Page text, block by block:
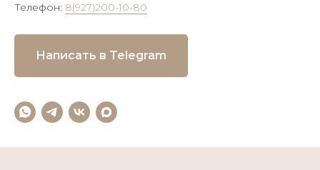
Телефон: 8(927)200-10-80
Написать в Telegram